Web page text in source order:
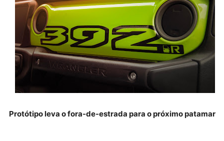
Protótipo leva o fora-de-estrada para o próximo patamar